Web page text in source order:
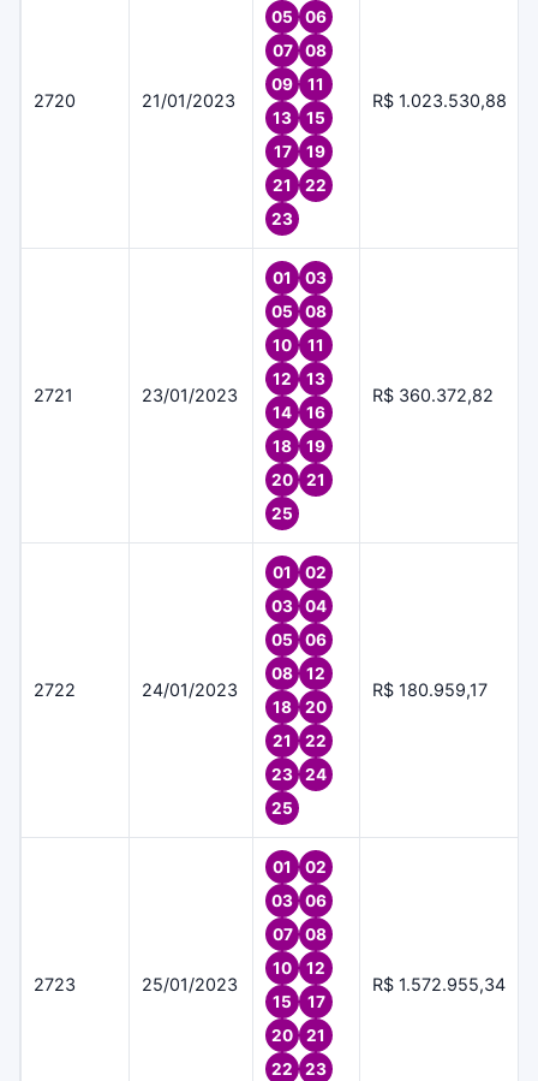
2720 21/01/2023
05
06
07
08
09
11
13
15
17
19
21
22
23
R$ 1.023.530,88
2721 23/01/2023
01
03
05
08
10
11
12
13
14
16
18
19
20
21
25
R$ 360.372,82
2722 24/01/2023
01
02
03
04
05
06
08
12
18
20
21
22
23
24
25
R$ 180.959,17
2723 25/01/2023
01
02
03
06
07
08
10
12
15
17
20
21
22
23
R$ 1.572.955,34